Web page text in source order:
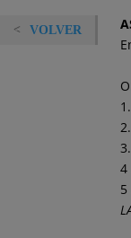
4
VOLVER